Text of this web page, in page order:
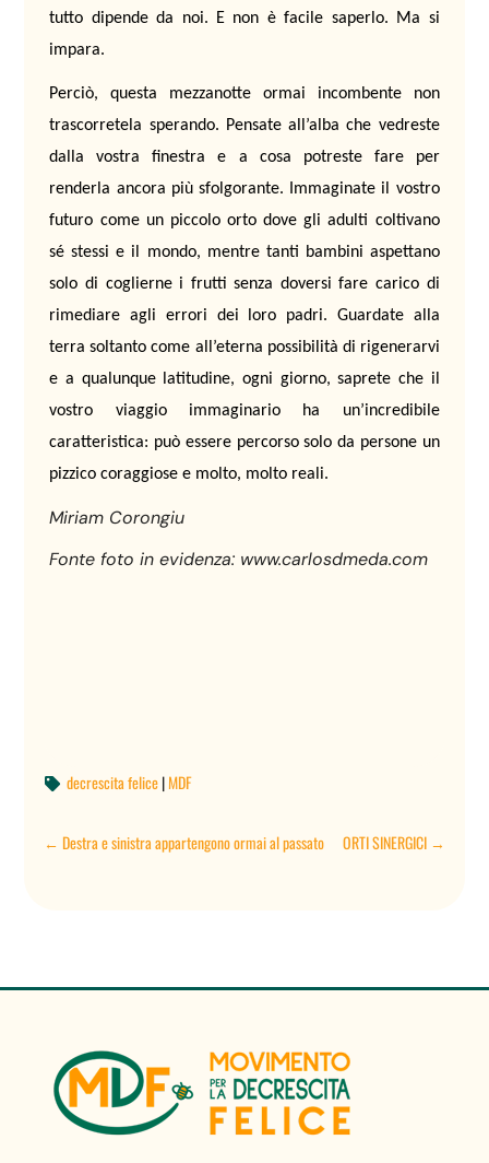
tutto dipende da noi. E non è facile saperlo. Ma si
impara.
Perciò, questa mezzanotte ormai incombente non
trascorretela sperando. Pensate all’alba che vedreste
dalla vostra finestra e a cosa potreste fare per
renderla ancora più sfolgorante. Immaginate il vostro
futuro come un piccolo orto dove gli adulti coltivano
sé stessi e il mondo, mentre tanti bambini aspettano
solo di coglierne i frutti senza doversi fare carico di
rimediare agli errori dei loro padri. Guardate alla
terra soltanto come all’eterna possibilità di rigenerarvi
e a qualunque latitudine, ogni giorno, saprete che il
vostro viaggio immaginario ha un’incredibile
caratteristica: può essere percorso solo da persone un
pizzico coraggiose e molto, molto reali.
Miriam Corongiu
Fonte foto in evidenza: www.carlosdmeda.com
 decrescita felice|MDF
←Destra e sinistra appartengono ormai al passato ORTI SINERGICI→